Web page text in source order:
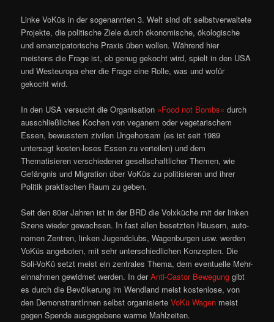
Linke VoKüs in der sogenannten 3. Welt sind oft selbstverwaltete
Projekte, die politische Ziele durch ökonomische, ökologische
und emanzipatorische Praxis üben wollen. Während hier
meistens die Frage ist, ob genug gekocht wird, spielt in den USA
und Westeuropa eher die Frage eine Rolle, was und wofür
gekocht wird.
In den USA versucht die Organisation »Food not Bombs« durch
ausschließliches Kochen von veganem oder vegetarischem
Essen, bewusstem zivilen Ungehorsam (es ist seit 1989
untersagt kosten-loses Essen zu verteilen) und dem
Thematisieren verschiedener gesellschaftlicher Themen, wie
Gefängnis und Migration über VoKüs zu politisieren und ihrer
Politik praktischen Raum zu geben.
Seit den 80er Jahren ist in der BRD die Volxküche mit der linken
Szene wieder gewachsen. In fast allen besetzten Häusern, auto-
nomen Zentren, linken Jugendclubs, Wagenburgen usw. werden
VoKüs angeboten, mit sehr unterschiedlichen Konzepten. Die
Soli-VoKü setzt meist ein zentrales Thema, dem eventuelle Mehr-
einnahmen gewidmet werden. In derAnti-Castor Bewegung gibt
es durch die Bevölkerung im Wendland meist kostenlose, von
den DemonstrantInnen selbst organisierteVoKü Wagen meist
gegen Spende ausgegebene warme Mahlzeiten.